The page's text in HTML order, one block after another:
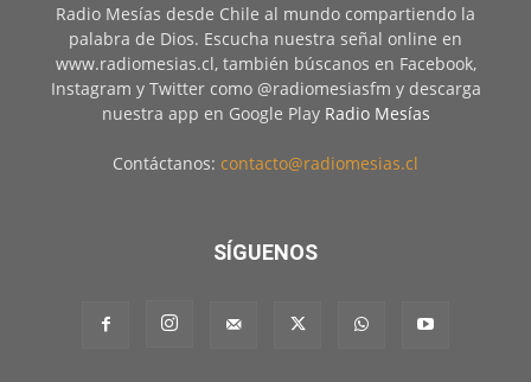
Radio Mesías desde Chile al mundo compartiendo la
palabra de Dios. Escucha nuestra señal online en
www.radiomesias.cl, también búscanos en Facebook,
Instagram y Twitter como @radiomesiasfm y descarga
nuestra app en Google Play Radio Mesías
Contáctanos: contacto@radiomesias.cl
SÍGUENOS